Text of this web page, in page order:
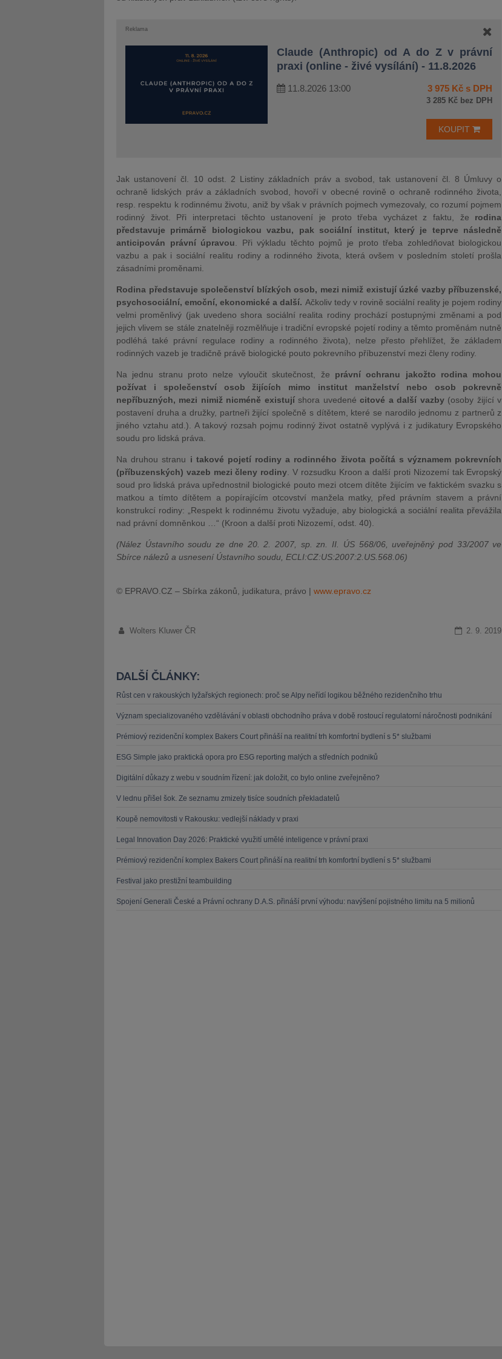
Reklama
Claude (Anthropic) od A do Z v právní
praxi (online - živé vysílání) - 11.8.2026
11.8.2026 13:00 3 975 Kč s DPH
3 285 Kč bez DPH
KOUPIT
Jak ustanovení čl. 10 odst. 2 Listiny základních práv a svobod, tak ustanovení čl. 8 Úmluvy o
ochraně lidských práv a základních svobod, hovoří v obecné rovině o ochraně rodinného života,
resp. respektu k rodinnému životu, aniž by však v právních pojmech vymezovaly, co rozumí pojmem
rodinný život. Při interpretaci těchto ustanovení je proto třeba vycházet z faktu, že rodina
představuje primárně biologickou vazbu, pak sociální institut, který je teprve následně
anticipován právní úpravou . Při výkladu těchto pojmů je proto třeba zohledňovat biologickou
vazbu a pak i sociální realitu rodiny a rodinného života, která ovšem v posledním století prošla
zásadními proměnami.
Rodina představuje společenství blízkých osob, mezi nimiž existují úzké vazby příbuzenské,
psychosociální, emoční, ekonomické a další. Ačkoliv tedy v rovině sociální reality je pojem rodiny
velmi proměnlivý (jak uvedeno shora sociální realita rodiny prochází postupnými změnami a pod
jejich vlivem se stále znatelněji rozmělňuje i tradiční evropské pojetí rodiny a těmto proměnám nutně
podléhá také právní regulace rodiny a rodinného života), nelze přesto přehlížet, že základem
rodinných vazeb je tradičně právě biologické pouto pokrevního příbuzenství mezi členy rodiny.
Na jednu stranu proto nelze vyloučit skutečnost, že právní ochranu jakožto rodina mohou
požívat i společenství osob žijících mimo institut manželství nebo osob pokrevně
nepříbuzných, mezi nimiž nicméně existujíshora uvedenécitové a další vazby(osoby žijící v
postavení druha a družky, partneři žijící společně s dítětem, které se narodilo jednomu z partnerů z
jiného vztahu atd.). A takový rozsah pojmu rodinný život ostatně vyplývá i z judikatury Evropského
soudu pro lidská práva.
Na druhou stranu i takové pojetí rodiny a rodinného života počítá s významem pokrevních
(příbuzenských) vazeb mezi členy rodiny . V rozsudku Kroon a další proti Nizozemí tak Evropský
soud pro lidská práva upřednostnil biologické pouto mezi otcem dítěte žijícím ve faktickém svazku s
matkou a tímto dítětem a popírajícím otcovství manžela matky, před právním stavem a právní
konstrukcí rodiny: „Respekt k rodinnému životu vyžaduje, aby biologická a sociální realita převážila
nad právní domněnkou …“ (Kroon a další proti Nizozemí, odst. 40).
(Nález Ústavního soudu ze dne 20. 2. 2007, sp. zn. II. ÚS 568/06, uveřej­něný pod 33/2007 ve
Sbírce nálezů a usnesení Ústavního soudu, ECLI:CZ:US:2007:2.US.568.06)
© EPRAVO.CZ – Sbírka zákonů, judikatura, právo | www.epravo.cz
Wolters Kluwer ČR 2. 9. 2019
DALŠÍ ČLÁNKY:
Růst cen v rakouských lyžařských regionech: proč se Alpy neřídí logikou běžného rezidenčního trhu
Význam specializovaného vzdělávání v oblasti obchodního práva v době rostoucí regulatorní náročnosti podnikání
Prémiový rezidenční komplex Bakers Court přináší na realitní trh komfortní bydlení s 5* službami
ESG Simple jako praktická opora pro ESG reporting malých a středních podniků
Digitální důkazy z webu v soudním řízení: jak doložit, co bylo online zveřejněno?
V lednu přišel šok. Ze seznamu zmizely tisíce soudních překladatelů
Koupě nemovitosti v Rakousku: vedlejší náklady v praxi
Legal Innovation Day 2026: Praktické využití umělé inteligence v právní praxi
Prémiový rezidenční komplex Bakers Court přináší na realitní trh komfortní bydlení s 5* službami
Festival jako prestižní teambuilding
Spojení Generali České a Právní ochrany D.A.S. přináší první výhodu: navýšení pojistného limitu na 5 milionů